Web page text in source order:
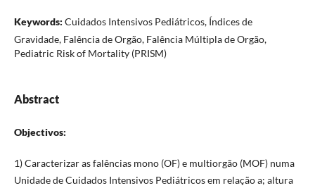
Keywords: Cuidados Intensivos Pediátricos, Índices de
Gravidade, Falência de Orgão, Falência Múltipla de Orgão,
Pediatric Risk of Mortality (PRISM)
Abstract
Objectivos:
1) Caracterizar as falências mono (OF) e multiorgão (MOF) numa
Unidade de Cuidados Intensivos Pediátricos em relação a; altura